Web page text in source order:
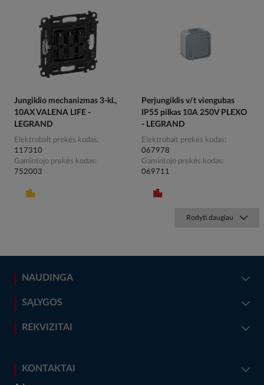
Jungiklio mechanizmas 3-kl.,
10AX VALENA LIFE -
LEGRAND
Elektrobalt prekės kodas
117310
Gamintojo prekės kodas
752003
Perjungiklis v/t viengubas
IP55 pilkas 10A 250V PLEXO
- LEGRAND
Elektrobalt prekės kodas
067978
Gamintojo prekės kodas
069711
Rodyti daugiau
NAUDINGA
SĄLYGOS
REKVIZITAI
KONTAKTAI